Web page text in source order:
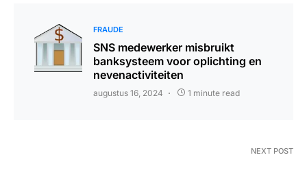
FRAUDE
SNS medewerker misbruikt
banksysteem voor oplichting en
nevenactiviteiten
augustus 16, 2024 1 minute read
NEXT POST